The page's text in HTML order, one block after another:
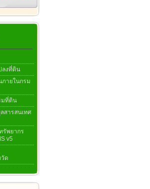
ลงที่ดิน
ภายในกรม
มที่ดิน
สารสนเทศ
รัพยากร
v5
ด